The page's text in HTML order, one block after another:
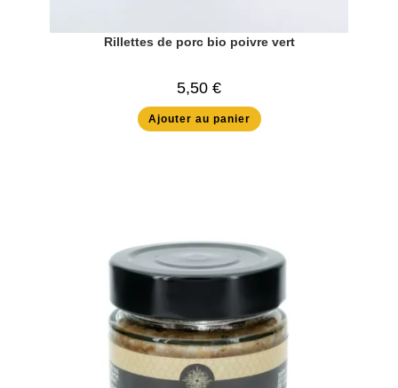
Rillettes de porc bio poivre vert
5,50 €
Ajouter au panier